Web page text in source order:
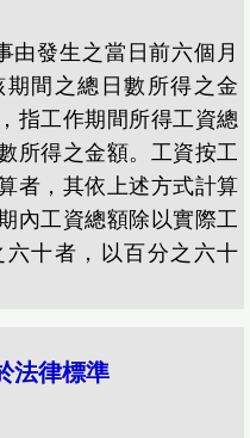
由發生之當日前六個月
間之總日數所得之金
指工作期間所得工資總
所得之金額。工資按工
者，其依上述方式計算
內工資總額除以實際工
十者，以百分之六十
法律標準